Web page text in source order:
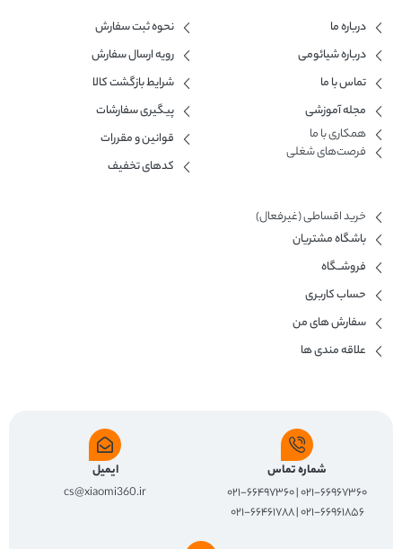
درباره ما
درباره شیائومی
تماس با ما
مجله آموزشی
همکاری با ما​
فرصت‌های شغلی
نحوه ثبت سفارش
رویه ارسال سفارش
شرایط بازگشت کالا
پیگیری سفارشات
قوانین و مقررات
کدهای تخفیف
خرید اقساطی (غیرفعال)
باشگاه مشتریان
فروشــگاه
حساب کاربری
سفارش های من
علاقه مندی ها
شماره تماس
۰۲۱-۶۶۹۶۷۳۶۰ | ۰۲۱-۶۶۴۹۷۳۶۰
۰۲۱-۶۶۹۶۱۸۵۶ | ۰۲۱-۶۶۴۶۱۷۸۸
ایمیل
cs@xiaomi360.ir